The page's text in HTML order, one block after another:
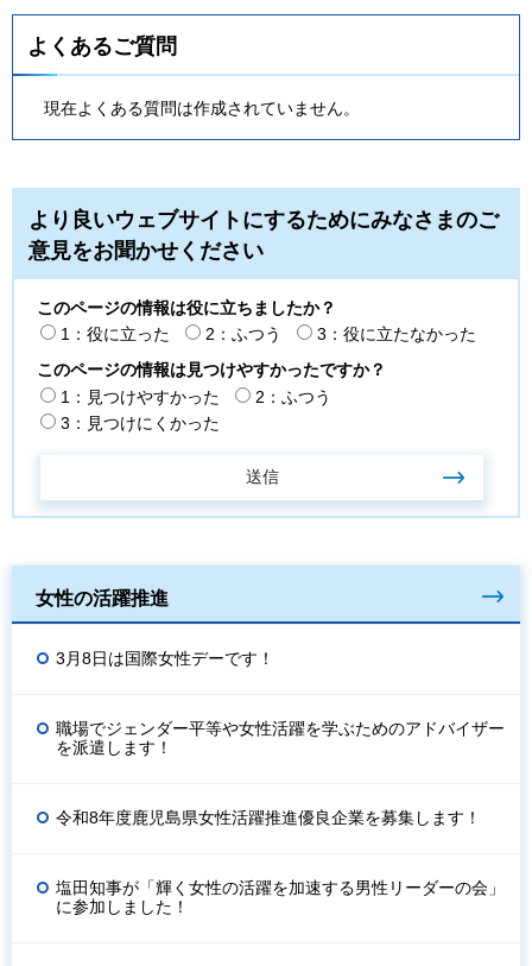
よくあるご質問
現在よくある質問は作成されていません。
より良いウェブサイトにするためにみなさまのご
意見をお聞かせください
このページの情報は役に立ちましたか？
1：役に立った
2：ふつう
3：役に立たなかった
このページの情報は見つけやすかったですか？
1：見つけやすかった
2：ふつう
3：見つけにくかった
女性の活躍推進
3月8日は国際女性デーです！
職場でジェンダー平等や女性活躍を学ぶためのアドバイザー
を派遣します！
令和8年度鹿児島県女性活躍推進優良企業を募集します！
塩田知事が「輝く女性の活躍を加速する男性リーダーの会」
に参加しました！